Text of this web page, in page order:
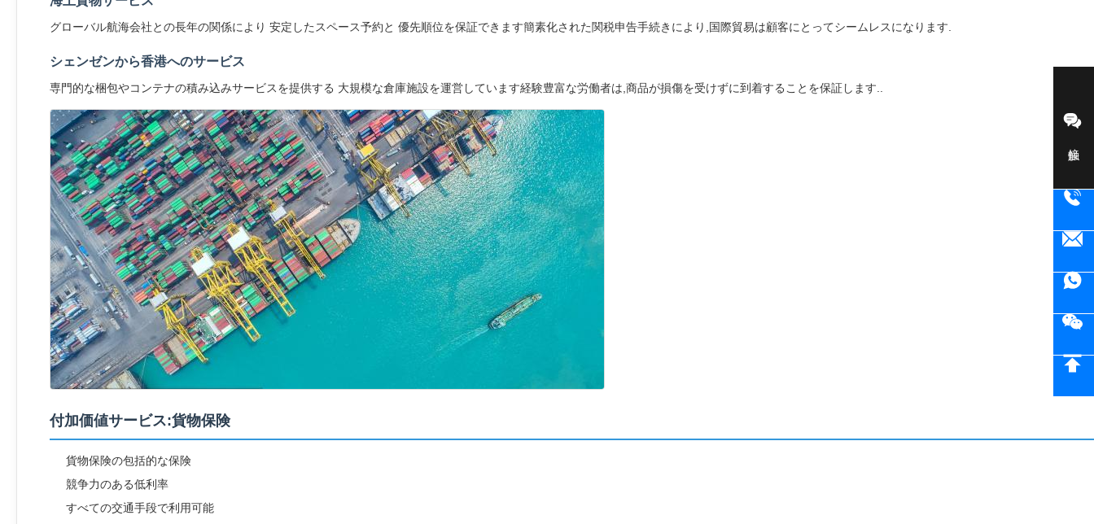
グローバル航海会社との長年の関係により 安定したスペース予約と 優先順位を保証できます簡素化された関税申告手続きにより,国際貿易は顧客にとってシームレスになります.
シェンゼンから香港へのサービス
専門的な梱包やコンテナの積み込みサービスを提供する 大規模な倉庫施設を運営しています経験豊富な労働者は,商品が損傷を受けずに到着することを保証します..
付加価値サービス:貨物保険
貨物保険の包括的な保険
競争力のある低利率
すべての交通手段で利用可能